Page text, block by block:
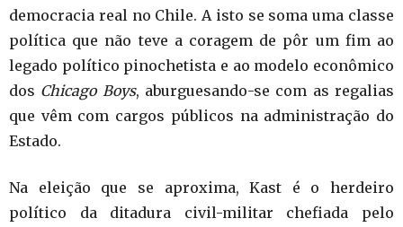
democracia real no Chile. A isto se soma uma classe
política que não teve a coragem de pôr um fim ao
legado político pinochetista e ao modelo econômico
dos Chicago Boys, aburguesando-se com as regalias
que vêm com cargos públicos na administração do
Estado.
Na eleição que se aproxima, Kast é o herdeiro
político da ditadura civil-militar chefiada pelo